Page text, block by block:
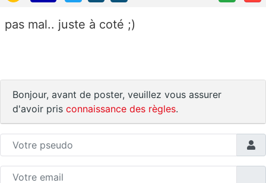
pas mal.. juste à coté ;)
Bonjour, avant de poster, veuillez vous assurer
d'avoir pris connaissance des règles.